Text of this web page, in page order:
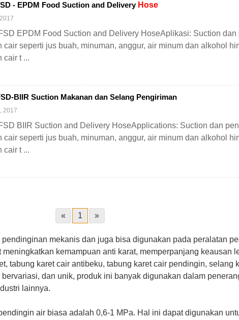
- EPDM Food Suction and Delivery Hose
EPDM Food Suction and Delivery HoseAplikasi: Suction dan
cair seperti jus buah, minuman, anggur, air minum dan alkohol
cair t ...
BIIR Suction Makanan dan Selang Pengiriman
2017
BIIR Suction and Delivery HoseApplications: Suction dan
cair seperti jus buah, minuman, anggur, air minum dan alkohol
cair t ...
« 1 »
mekanis dan juga bisa digunakan pada peralatan
kemampuan anti karat, memperpanjang keausan
tabung karet cair antibeku, tabung karet cair pendingin, selang
dan unik, produk ini banyak digunakan dalam
lainnya.
air biasa adalah 0,6-1 MPa. Hal ini dapat digunakan